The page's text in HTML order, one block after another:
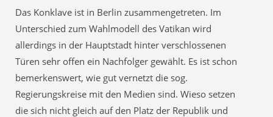
Das Konklave ist in Berlin zusammengetreten. Im
Unterschied zum Wahlmodell des Vatikan wird
allerdings in der Hauptstadt hinter verschlossenen
Türen sehr offen ein Nachfolger gewählt. Es ist schon
bemerkenswert, wie gut vernetzt die sog.
Regierungskreise mit den Medien sind. Wieso setzen
die sich nicht gleich auf den Platz der Republik und